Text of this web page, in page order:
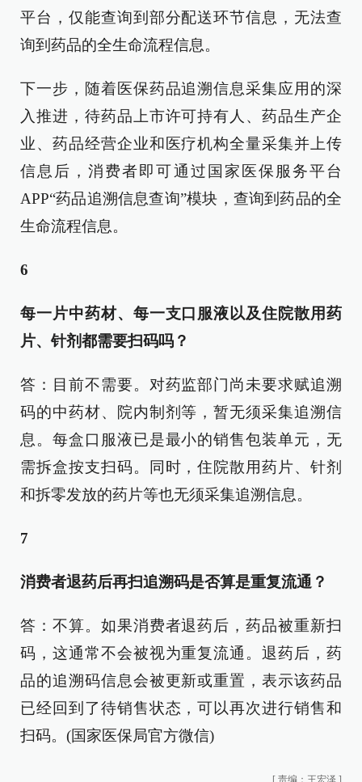
平台，仅能查询到部分配送环节信息，无法查
询到药品的全生命流程信息。
下一步，随着医保药品追溯信息采集应用的深
入推进，待药品上市许可持有人、药品生产企
业、药品经营企业和医疗机构全量采集并上传
信息后，消费者即可通过国家医保服务平台
APP“药品追溯信息查询”模块，查询到药品的全
生命流程信息。
6
每一片中药材、每一支口服液以及住院散用药
片、针剂都需要扫码吗？
答：目前不需要。对药监部门尚未要求赋追溯
码的中药材、院内制剂等，暂无须采集追溯信
息。每盒口服液已是最小的销售包装单元，无
需拆盒按支扫码。同时，住院散用药片、针剂
和拆零发放的药片等也无须采集追溯信息。
7
消费者退药后再扫追溯码是否算是重复流通？
答：不算。如果消费者退药后，药品被重新扫
码，这通常不会被视为重复流通。退药后，药
品的追溯码信息会被更新或重置，表示该药品
已经回到了待销售状态，可以再次进行销售和
扫码。(国家医保局官方微信)
[ 责编：王宏泽 ]